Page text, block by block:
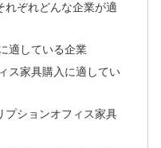
れぞれどんな企業が適
適している企業
ス家具購入に適してい
プションオフィス家具